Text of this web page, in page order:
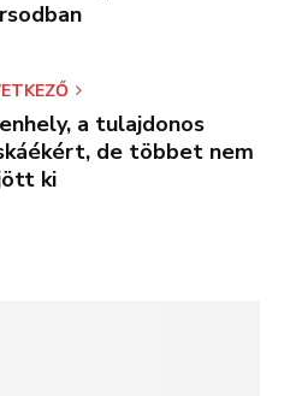
a tulajdonos
de többet nem
ki